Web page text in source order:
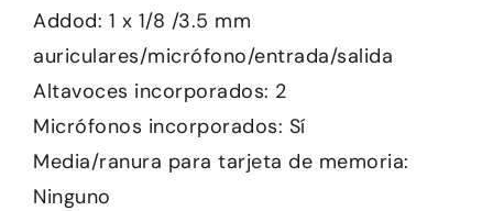
Addod: 1 x 1/8 /3.5 mm
auriculares/micrófono/entrada/salida
Altavoces incorporados: 2
Micrófonos incorporados: Sí
Media/ranura para tarjeta de memoria:
Ninguno